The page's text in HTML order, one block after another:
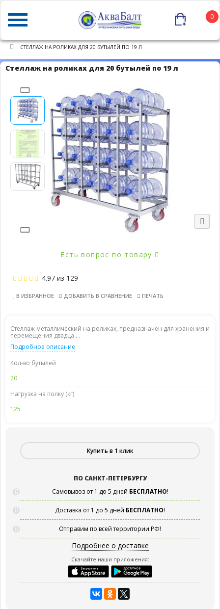
0
СТЕЛЛАЖ НА РОЛИКАХ ДЛЯ 20 БУТЫЛЕЙ ПО 19 Л
Стеллаж на роликах для 20 бутылей по 19 л
Есть вопрос по товару
4.97 из 129
В ИЗБРАННОЕ ДОБАВИТЬ В СРАВНЕНИЕ ПЕЧАТЬ
Стеллаж металлический на роликах, предназначен для хранения и
перемещения двадца ...
Подробное описание
Кол-во бутылей
20
Нагрузка на полку (кг)
125
Купить в 1 клик
ПО САНКТ-ПЕТЕРБУРГУ
Самовывоз от 1 до 5 дней БЕСПЛАТНО!
Доставка от 1 до 5 дней БЕСПЛАТНО!
Отправим по всей территории РФ!
Подробнее о доставке
Скачайте наши приложения: